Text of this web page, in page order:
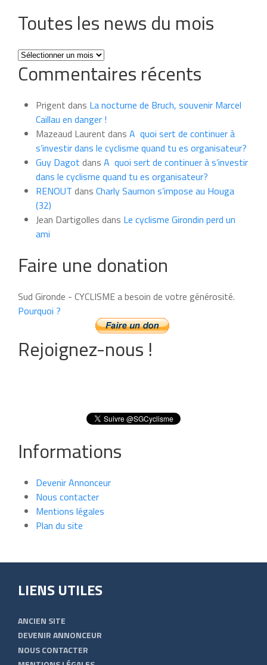
Toutes les news du mois
Toutes
les
news
mois
Commentaires récents
Prigent dans La nocturne de Bruch, souvenir Marcel
Caillau en danger !
Mazeaud Laurent dans A quoi sert de continuer à
s’investir dans le cyclisme quand tu es organisateur?
Guy Dagot dans A quoi sert de continuer à s’investir
dans le cyclisme quand tu es organisateur?
RENOUT dans Charly Saumon s’impose au Houga
(32)
Jean Dartigolles dans Le cyclisme Girondin perd un
ami
Faire une donation
Sud Gironde - CYCLISME a besoin de votre générosité.
Pourquoi ?
Rejoignez-nous !
Informations
Devenir Annonceur
Nous contacter
Mentions légales
Plan du site
LIENS UTILES
ANCIEN SITE
DEVENIR ANNONCEUR
NOUS CONTACTER